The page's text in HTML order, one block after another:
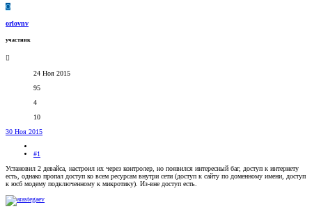
O
orlovnv
участник
24 Ноя 2015
95
4
10
30 Ноя 2015
#1
Установил 2 девайса, настроил их через контролер, но появился интересный баг, доступ к интернету
есть, однако пропал доступ ко всем ресурсам внутри сети (доступ к сайту по доменному имени, доступ
к юсб модему подключенному к микротику). Из-вне доступ есть.